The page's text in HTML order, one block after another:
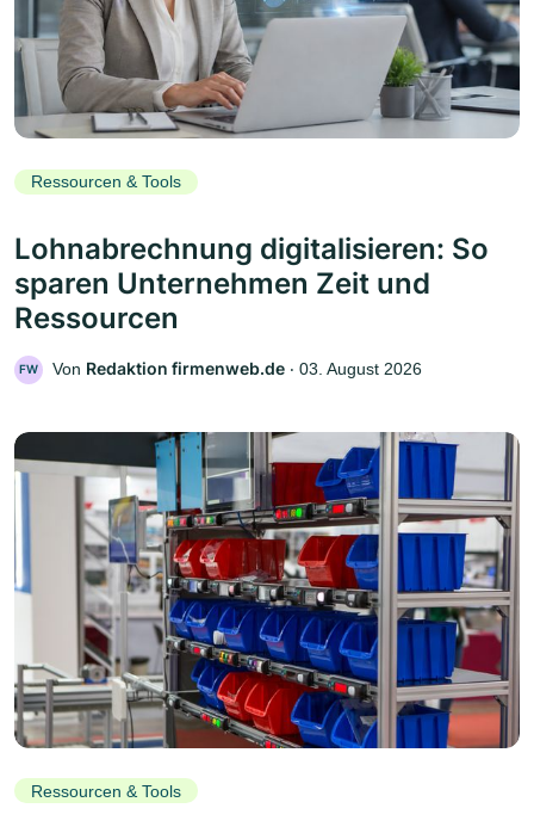
Ressourcen & Tools
Lohnabrechnung digitalisieren: So
sparen Unternehmen Zeit und
Ressourcen
FW Von Redaktion firmenweb.de ‧ 03. August 2026
Ressourcen & Tools